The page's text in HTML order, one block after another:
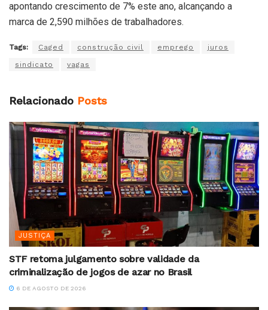
apontando crescimento de 7% este ano, alcançando a
marca de 2,590 milhões de trabalhadores.
Tags: Caged construção civil emprego juros
sindicato vagas
Relacionado Posts
JUSTIÇA
STF retoma julgamento sobre validade da
criminalização de jogos de azar no Brasil
6 DE AGOSTO DE 2026